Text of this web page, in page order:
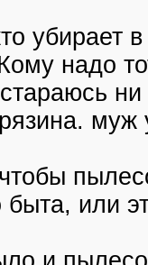
убирает
надо
быта, или